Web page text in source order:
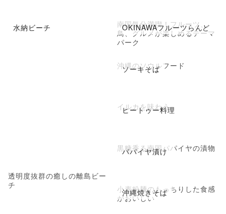
水納ビーチ
透明度抜群の癒しの離島ビー
チ
OKINAWAフルーツらんど
南国気分満喫！フルーツ、
鳥、グルメが楽しめるテーマ
パーク
ソーキそば
沖縄のソウルフード
ヒートゥー料理
イルカを味わう
パパイヤ漬け
黒糖香る南国パパイヤの漬物
沖縄焼きそば
小麦粉麺のもっちりした食感
がおいしい